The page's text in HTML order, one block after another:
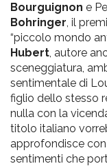
Bourguignon e
Bohringer, il
“piccolo mondo
Hubert, autore
sceneggiatura,
sentimentale di
figlio dello stesso
nulla con la
titolo italiano
approfondisce
sentimenti che